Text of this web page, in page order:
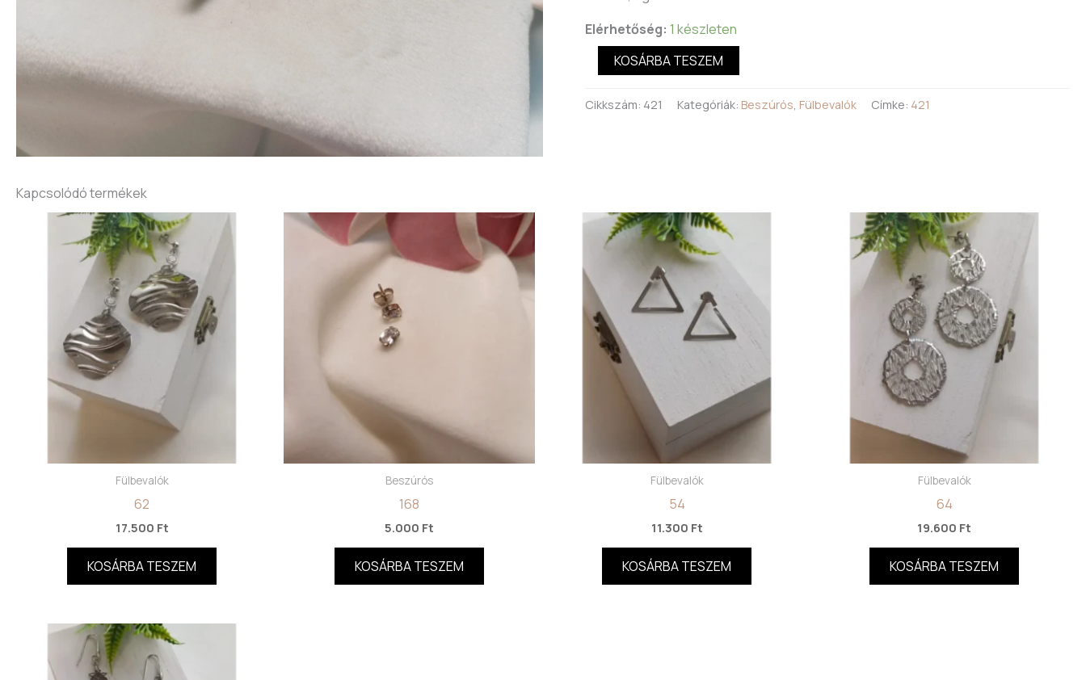
Elérhetőség: 1 készleten
KOSÁRBA TESZEM
Cikkszám: 421 Kategóriák: Beszúrós, Fülbevalók Címke: 421
Kapcsolódó termékek
Fülbevalók
62
17.500 Ft
KOSÁRBA TESZEM
Beszúrós
168
5.000 Ft
KOSÁRBA TESZEM
Fülbevalók
54
11.300 Ft
KOSÁRBA TESZEM
Fülbevalók
64
19.600 Ft
KOSÁRBA TESZEM